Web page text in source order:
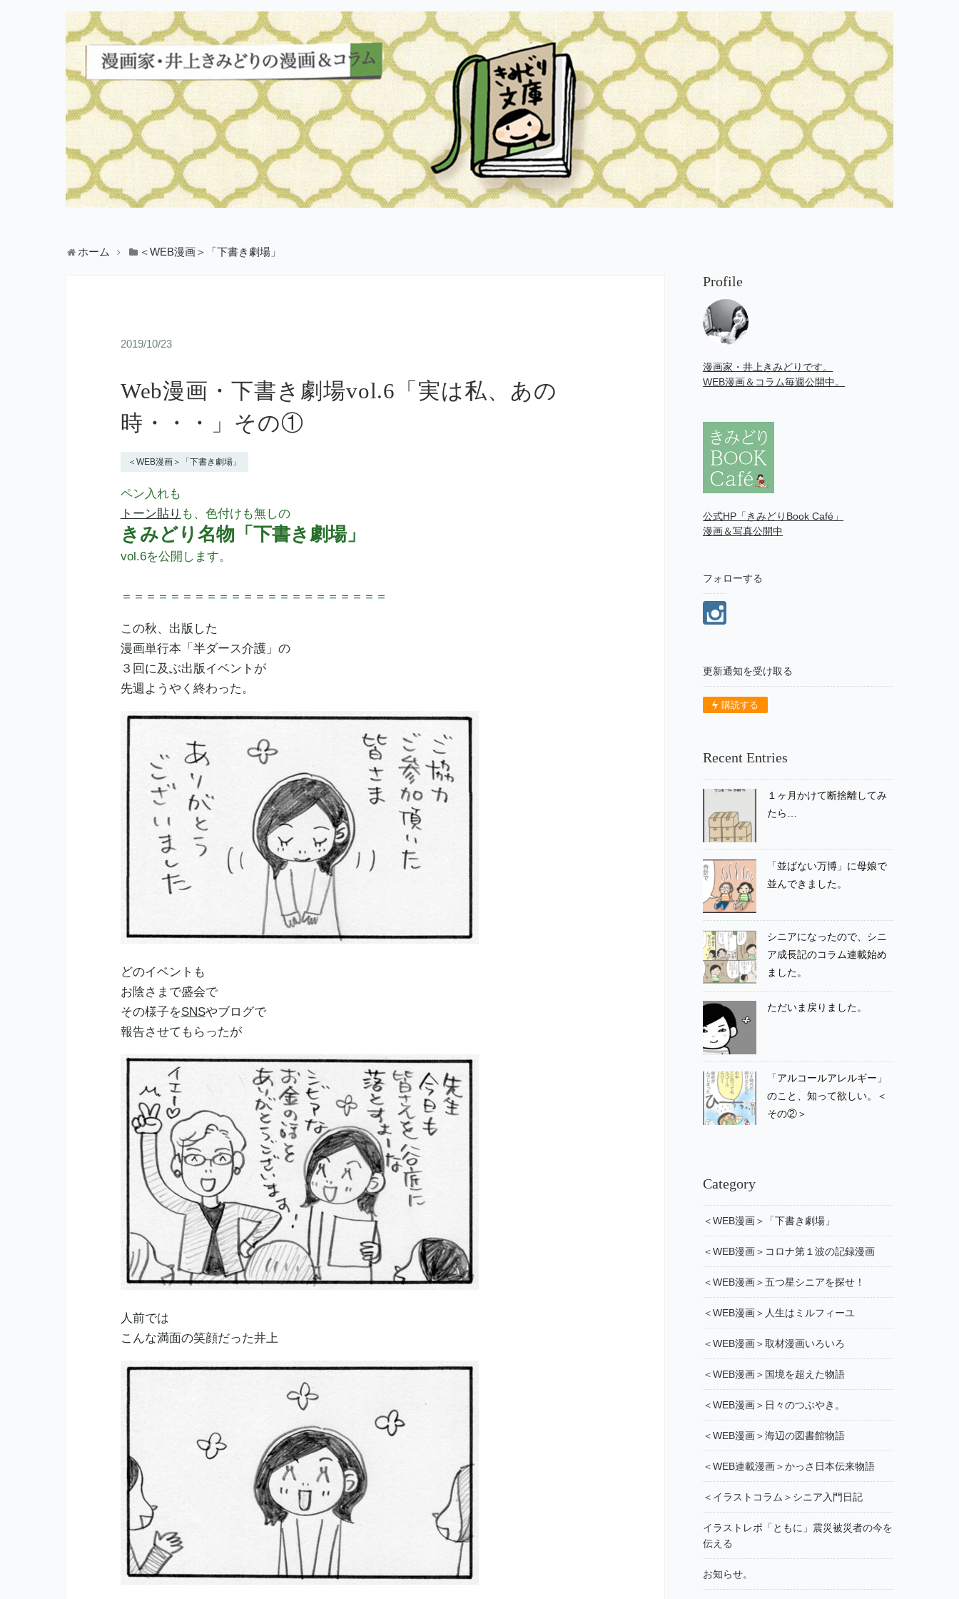
ホーム ＜WEB漫画＞「下書き劇場」
2019/10/23
Web漫画・下書き劇場vol.6「実は私、あの
時・・・」その①
＜WEB漫画＞「下書き劇場」
ペン入れも
トーン貼り も、色付けも無しの
きみどり名物「下書き劇場」
vol.6を公開します。
＝＝＝＝＝＝＝＝＝＝＝＝＝＝＝＝＝＝＝＝＝＝
この秋、出版した
漫画単行本「半ダース介護」の
３回に及ぶ出版イベントが
先週ようやく終わった。
どのイベントも
お陰さまで盛会で
その様子をSNSやブログで
報告させてもらったが
人前では
こんな満面の笑顔だった井上
Profile
漫画家・井上きみどりです。
WEB漫画＆コラム毎週公開中。
公式HP「きみどりBook Café」
漫画＆写真公開中
フォローする
更新通知を受け取る
購読する
Recent Entries
１ヶ月かけて断捨離してみ
たら…
「並ばない万博」に母娘で
並んできました。
シニアになったので、シニ
ア成長記のコラム連載始め
ました。
ただいま戻りました。
「アルコールアレルギー」
のこと、知って欲しい。＜
その②＞
Category
＜WEB漫画＞「下書き劇場」
＜WEB漫画＞コロナ第１波の記録漫画
＜WEB漫画＞五つ星シニアを探せ！
＜WEB漫画＞人生はミルフィーユ
＜WEB漫画＞取材漫画いろいろ
＜WEB漫画＞国境を超えた物語
＜WEB漫画＞日々のつぶやき。
＜WEB漫画＞海辺の図書館物語
＜WEB連載漫画＞かっさ日本伝来物語
＜イラストコラム＞シニア入門日記
イラストレポ「ともに」震災被災者の今を
伝える
お知らせ。